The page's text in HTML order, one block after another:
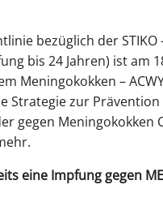
bezüglich der STIKO
bis 24 Jahren) ist am
Meningokokken –
Strategie zur
gegen Meningokokken
eine Impfung gegen